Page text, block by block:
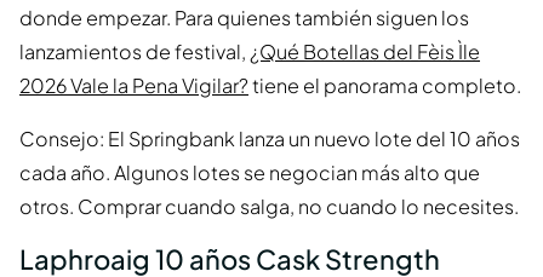
donde empezar. Para quienes también siguen los
lanzamientos de festival, ¿Qué Botellas del Fèis Ìle
2026 Vale la Pena Vigilar?tiene el panorama completo.
Consejo: El Springbank lanza un nuevo lote del 10 años
cada año. Algunos lotes se negocian más alto que
otros. Comprar cuando salga, no cuando lo necesites.
Laphroaig 10 años Cask Strength